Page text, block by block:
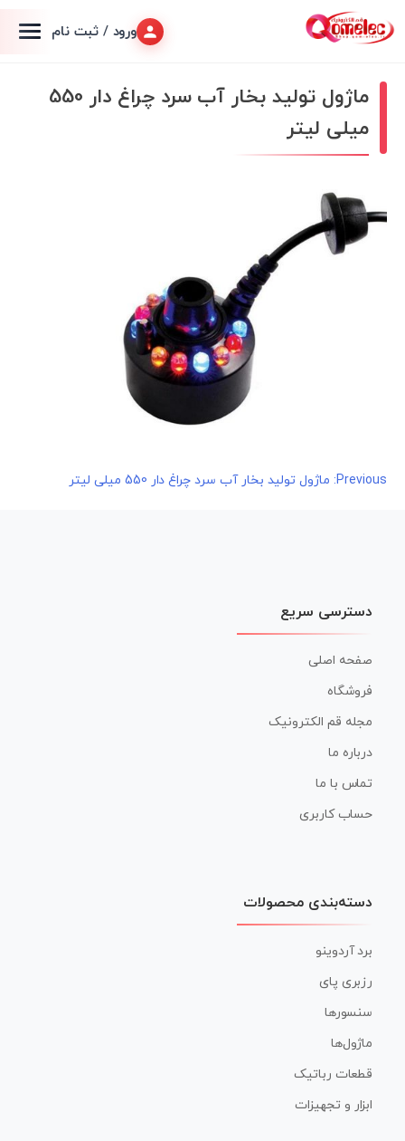
ورود / ثبت نام
ماژول تولید بخار آب سرد چراغ دار 550
میلی لیتر
راهبری
Previous: ماژول تولید بخار آب سرد چراغ دار 550 میلی لیتر
دسترسی سریع
صفحه اصلی
فروشگاه
مجله قم الکترونیک
درباره ما
تماس با ما
حساب کاربری
دسته‌بندی محصولات
برد آردوینو
رزبری پای
سنسورها
ماژول‌ها
قطعات رباتیک
ابزار و تجهیزات